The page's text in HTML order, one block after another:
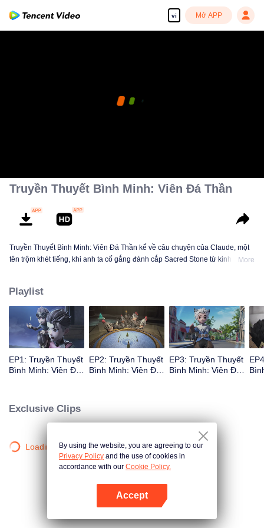
vi Mở APP
Truyền Thuyết Bình Minh: Viên Đá Thần
Truyền Thuyết Bình Minh: Viên Đá Thần kể về câu chuyện của Claude, một
tên trộm khét tiếng, khi anh ta cố gắng đánh cắp Sacred Stone từ kinh đô.
ngăn chặn anh ta, đồng thời khám phá động cơ thực sự của Claude là muốn
đánh cắp viên đá.
More
Playlist
EP1: Truyền Thuyết
Bình Minh: Viên Đá
EP2: Truyền Thuyết
Bình Minh: Viên Đá
EP3: Truyền Thuyết
Bình Minh: Viên Đá
Exclusive Clips
Loading…By using the website, you are agreeing to our
Privacy Policy and the use of cookies in
accordance with our Cookie Policy.
Accept